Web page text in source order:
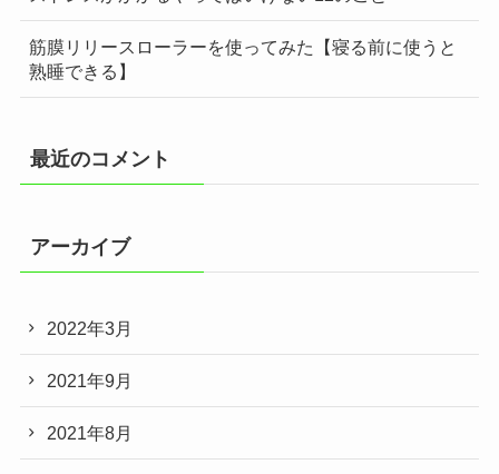
筋膜リリースローラーを使ってみた【寝る前に使うと
熟睡できる】
最近のコメント
アーカイブ
2022年3月
2021年9月
2021年8月